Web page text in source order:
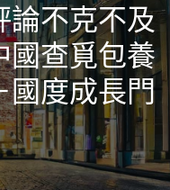
論不克不及
國查覓包養
國度成長門